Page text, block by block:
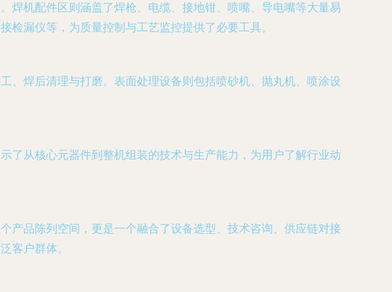
焊机配件区则涵盖了焊枪、电缆、接地钳、喷嘴、导电嘴等大量易
漏仪等，为质量控制与工艺监控提供了必要工具。
、焊后清理与打磨。表面处理设备则包括喷砂机、抛丸机、喷涂设
了从核心元器件到整机组装的技术与生产能力，为用户了解行业动
产品陈列空间，更是一个融合了设备选型、技术咨询、供应链对接
客户群体。